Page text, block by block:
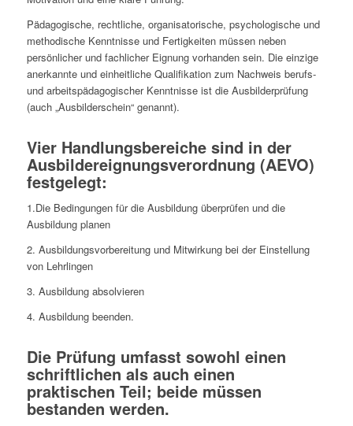
Pädagogische, rechtliche, organisatorische, psychologische und
methodische Kenntnisse und Fertigkeiten müssen neben
persönlicherund fachlicher Eignung vorhanden sein. Die einzige
anerkannte und einheitliche Qualifikation zum Nachweis berufs-
und arbeitspädagogischer Kenntnisse ist die Ausbilderprüfung
(auch „Ausbilderschein“ genannt).
Vier Handlungsbereiche sind in der
Ausbildereignungsverordnung (AEVO)
festgelegt:
1.Die Bedingungen fürdie Ausbildung überprüfen und die
Ausbildung planen
2. Ausbildungsvorbereitung und Mitwirkung bei der Einstellung
von Lehrlingen
3. Ausbildung absolvieren
4. Ausbildung beenden.
Die Prüfung umfasst sowohl einen
schriftlichen als auch einen
praktischen Teil; beide müssen
bestanden werden.